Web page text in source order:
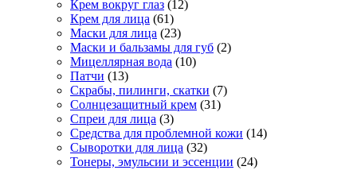
Крем вокруг глаз (12)
Крем для лица (61)
Маски для лица (23)
Маски и бальзамы для губ (2)
Мицеллярная вода (10)
Патчи (13)
Скрабы, пилинги, скатки (7)
Солнцезащитный крем (31)
Спреи для лица (3)
Средства для проблемной кожи (14)
Сыворотки для лица (32)
Тонеры, эмульсии и эссенции (24)